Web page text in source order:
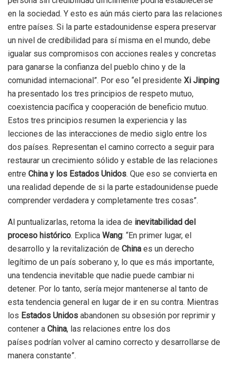
en la sociedad. Y esto es aún más cierto para las relaciones
entre países. Si la parte estadounidense espera preservar
un nivel de credibilidad para sí misma en el mundo, debe
igualar sus compromisos con acciones reales y concretas
para ganarse la confianza del pueblo chino y de la
comunidad internacional”. Por eso “el presidente Xi Jinping
ha presentado los tres principios de respeto mutuo,
coexistencia pacífica y cooperación de beneficio mutuo.
Estos tres principios resumen la experiencia y las
lecciones de las interacciones de medio siglo entre los
dos países. Representan el camino correcto a seguir para
restaurar un crecimiento sólido y estable de las relaciones
entre China y los Estados Unidos. Que eso se convierta en
una realidad depende de si la parte estadounidense puede
comprender verdadera y completamente tres cosas”.
Al puntualizarlas, retoma la idea de inevitabilidad del
proceso histórico. Explica Wang: “En primer lugar, el
desarrollo y la revitalización de China es un derecho
legítimo de un país soberano y, lo que es más importante,
una tendencia inevitable que nadie puede cambiar ni
detener. Por lo tanto, sería mejor mantenerse al tanto de
esta tendencia general en lugar de ir en su contra. Mientras
los Estados Unidos abandonen su obsesión por reprimir y
contener a China, las relaciones entre los dos
países podrían volver al camino correcto y desarrollarse de
manera constante”.